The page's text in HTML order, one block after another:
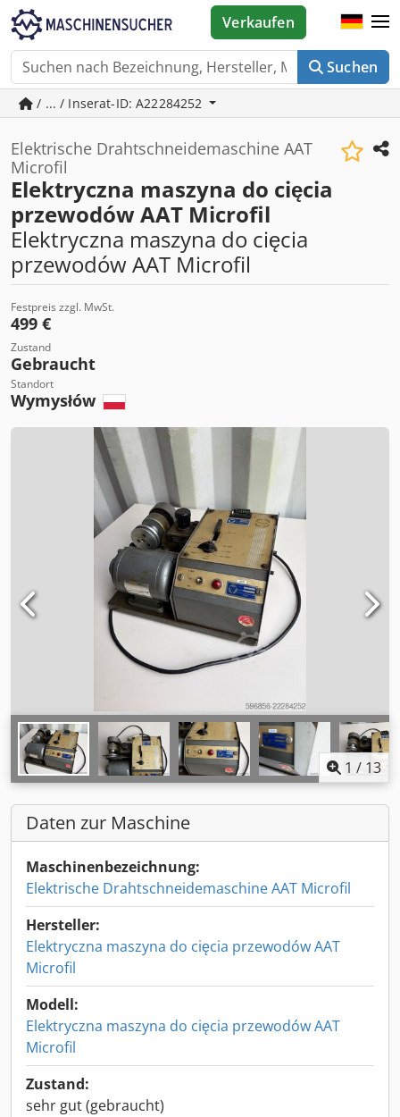
Suchen
Verkaufen
/ ... / Inserat-ID: A22284252
Elektrische Drahtschneidemaschine AAT
Microfil
Elektryczna maszyna do cięcia
przewodów AAT Microfil
Elektryczna maszyna do cięcia
przewodów AAT Microfil
Festpreis zzgl. MwSt.
499 €
Zustand
Gebraucht
Standort
Wymysłów
1 / 13
Daten zur Maschine
Maschinenbezeichnung:
Elektrische Drahtschneidemaschine AAT Microfil
Hersteller:
Elektryczna maszyna do cięcia przewodów AAT
Microfil
Modell:
Elektryczna maszyna do cięcia przewodów AAT
Microfil
Zustand:
sehr gut (gebraucht)